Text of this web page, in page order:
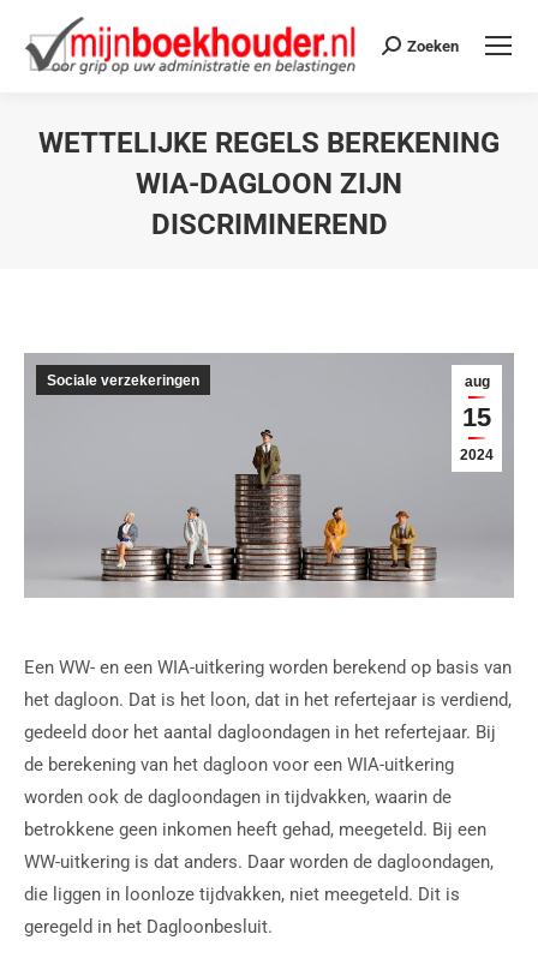
Zoeken
WETTELIJKE REGELS BEREKENING
WIA-DAGLOON ZIJN
DISCRIMINEREND
aug
15
2024
Sociale verzekeringen
Een WW- en een WIA-uitkering worden berekend op basis van
het dagloon. Dat is het loon, dat in het refertejaar is verdiend,
gedeeld door het aantal dagloondagen in het refertejaar. Bij
de berekening van het dagloon voor een WIA-uitkering
worden ook de dagloondagen in tijdvakken, waarin de
betrokkene geen inkomen heeft gehad, meegeteld. Bij een
WW-uitkering is dat anders. Daar worden de dagloondagen,
die liggen in loonloze tijdvakken, niet meegeteld. Dit is
geregeld in het Dagloonbesluit.